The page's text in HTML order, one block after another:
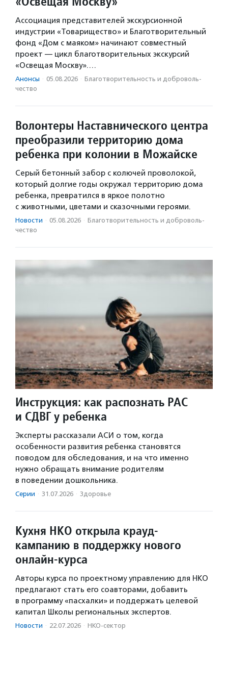
Ассоциация представителей экскурсионной
индустрии «Товарищество» и Благотворительный
фонд «Дом с маяком» начинают совместный
проект — цикл благотворительных экскурсий
«Освещая Москву».…
Анонсы · 05.08.2026 · Благотвори­тель­ность и доброволь­
чест­во
Волонтеры Наставнического центра
преобразили территорию дома
ребенка при колонии в Можайске
Серый бетонный забор с колючей проволокой,
который долгие годы окружал территорию дома
ребенка, превратился в яркое полотно
с животными, цветами и сказочными героями.
Новости · 05.08.2026 · Благотвори­тель­ность и доброволь­
чест­во
Инструкция: как распознать РАС
и СДВГ у ребенка
Эксперты рассказали АСИ о том, когда
особенности развития ребенка становятся
поводом для обследования, и на что именно
нужно обращать внимание родителям
в поведении дошкольника.
Серии · 31.07.2026 · Здоровье
Кухня НКО открыла крауд-
кампанию в поддержку нового
онлайн-курса
Авторы курса по проектному управлению для НКО
предлагают стать его соавторами, добавить
в программу «пасхалки» и поддержать целевой
капитал Школы региональных экспертов.
Новости · 22.07.2026 · НКО-сектор